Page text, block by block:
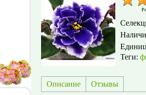
Теги:
Описание Отзывы